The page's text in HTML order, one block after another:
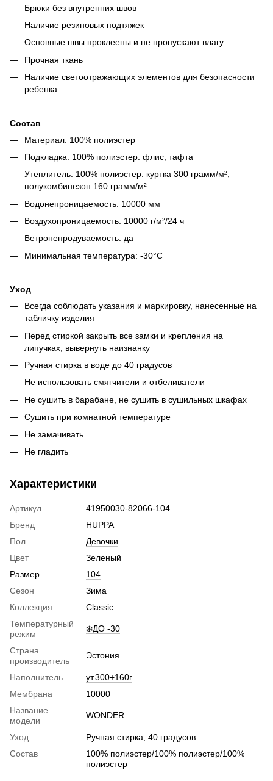
Брюки без внутренних швов
Наличие резиновых подтяжек
Основные швы проклеены и не пропускают влагу
Прочная ткань
Наличие светоотражающих элементов для безопасности
ребенка
Состав
Материал: 100% полиэстер
Подкладка: 100% полиэстер: флис, тафта
Утеплитель: 100% полиэстер: куртка 300 грамм/м²,
полукомбинезон 160 грамм/м²
Водонепроницаемость: 10000 мм
Воздухопроницаемость: 10000 г/м²/24 ч
Ветронепродуваемость: да
Минимальная температура: -30°C
Уход
Всегда соблюдать указания и маркировку, нанесенные на
табличку изделия
Перед стиркой закрыть все замки и крепления на
липучках, вывернуть наизнанку
Ручная стирка в воде до 40 градусов
Не использовать смягчители и отбеливатели
Не сушить в барабане, не сушить в сушильных шкафах
Сушить при комнатной температуре
Не замачивать
Не гладить
Характеристики
Артикул
41950030-82066-104
Бренд
HUPPA
Пол
Девочки
Цвет
Зеленый
Размер
104
Сезон
Зима
Коллекция
Classic
Температурный
режим
❄️ДО -30
Страна
производитель
Эстония
Наполнитель
ут.300+160г
Мембрана
10000
Название
модели
WONDER
Уход
Ручная стирка, 40 градусов
Состав
100% полиэстер/100% полиэстер/100%
полиэстер